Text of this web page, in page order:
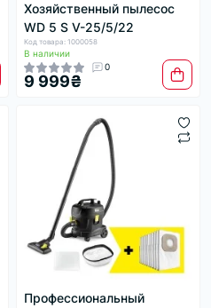
Хозяйственный пылесос
WD 5 S V-25/5/22
Код товара: 1000058
В наличии
0
9 999₴
Профессиональный